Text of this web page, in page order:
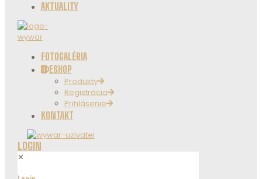
AKTUALITY
FOTOGALÉRIA
ESHOP
Produkty
Registrácia
Prihlásenie
KONTAKT
LOGIN
✕